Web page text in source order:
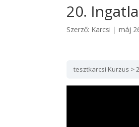
20.
Szerző: Karcsi |máj
tesztkarcsi Kurzus